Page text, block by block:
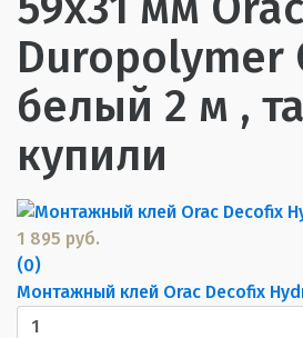
Duropolymer
белый 2 м ,
купили
1 895 руб.
(0)
Монтажный клей Orac Decofix